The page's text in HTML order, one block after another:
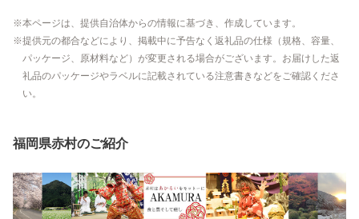
本ページは、提供自治体からの情報に基づき、作成しています。
提供元の都合などにより、掲載中に予告なく返礼品の仕様（規格、容量、
パッケージ、原材料など）が変更される場合がございます。お届けした返
礼品のパッケージやラベルに記載されている注意書きなどをご確認くださ
い。
福岡県赤村のご紹介